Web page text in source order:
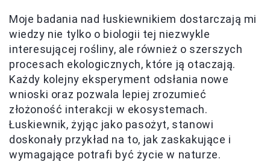
Moje badania nad łuskiewnikiem dostarczają mi
wiedzy nie tylko o biologii tej niezwykle
interesującej rośliny, ale również o szerszych
procesach ekologicznych, które ją otaczają.
Każdy kolejny eksperyment odsłania nowe
wnioski oraz pozwala lepiej zrozumieć
złożoność interakcji w ekosystemach.
Łuskiewnik, żyjąc jako pasożyt, stanowi
doskonały przykład na to, jak zaskakujące i
wymagające potrafi być życie w naturze.